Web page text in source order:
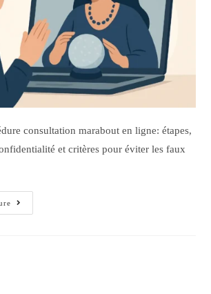
consultation marabout en ligne: étapes,
et critères pour éviter les faux